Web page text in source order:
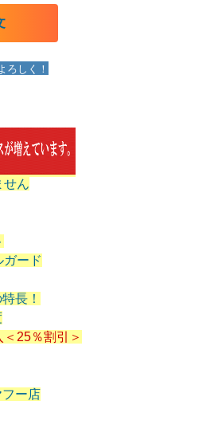
ろしく！
せん
ード
長！
25％割引＞
ー店